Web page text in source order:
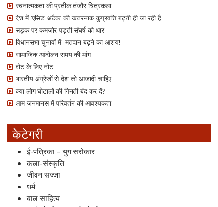
रचनात्मकता की प्रतीक तंजौर चित्रकला
देश में ‘एसिड अटैक’ की खतरनाक कुप्रवत्ति बढ़ती ही जा रही है
सड़क पर कमजोर पड़ती संघर्ष की धार
विधानसभा चुनावों में मतदान बढ़ने का आशय!
सामाजिक आंदोलन समय की मांग
वोट के लिए नोट
भारतीय अंग्रेजों से देश को आजादी चाहिए
क्या लोग घोटालों की गिनती बंद कर दें?
आम जनमानस में परिवर्तन की आवश्यकता
केटेगरी
ई-पत्रिका – युग सरोकार
कला-संस्कृति
जीवन सज्जा
धर्म
बाल साहित्य